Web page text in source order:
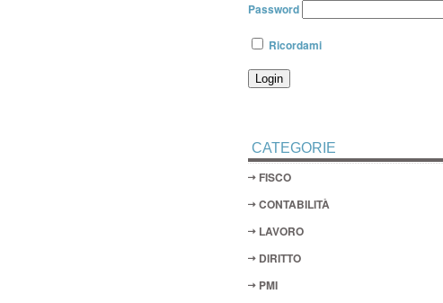
Password
Ricordami
CATEGORIE
FISCO
CONTABILITÀ
LAVORO
DIRITTO
PMI